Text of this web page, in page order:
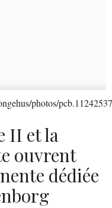
photos/
II et la
ouvrent
dédiée